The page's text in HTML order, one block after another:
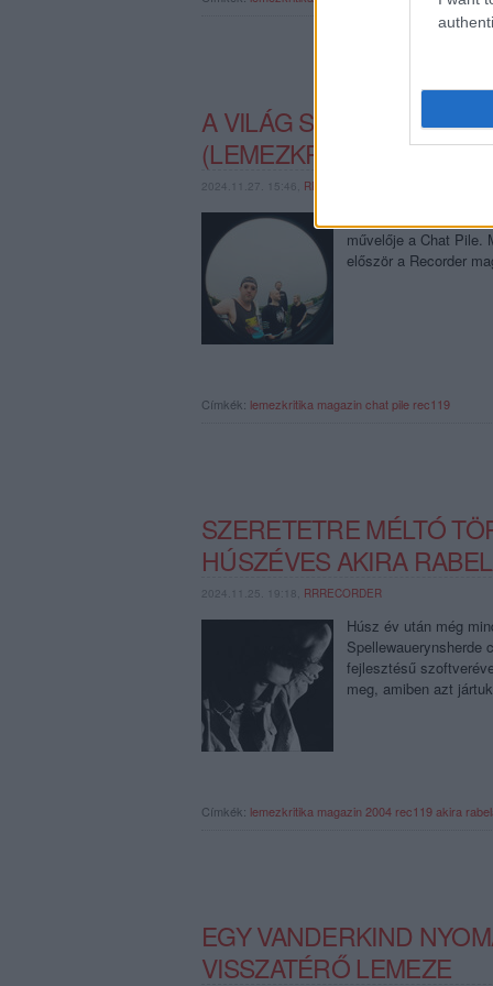
A VILÁG SZARSÁGAI.
(LEMEZKRITIKA)
2024.11.27. 15:46, RRRECORDER
művelője a Chat Pile.
először a Recorder
Címkék: lemezkritika magazin chat pile rec119
SZERETETRE MÉLTÓ
HÚSZÉVES AKIRA
2024.11.25. 19:18, RRRECORDER
Húsz év után még
fejlesztésű
meg, amiben azt
Címkék: lemezkritika magazin 2004 rec119akira
EGY VANDERKIND
VISSZATÉRŐ LEMEZE